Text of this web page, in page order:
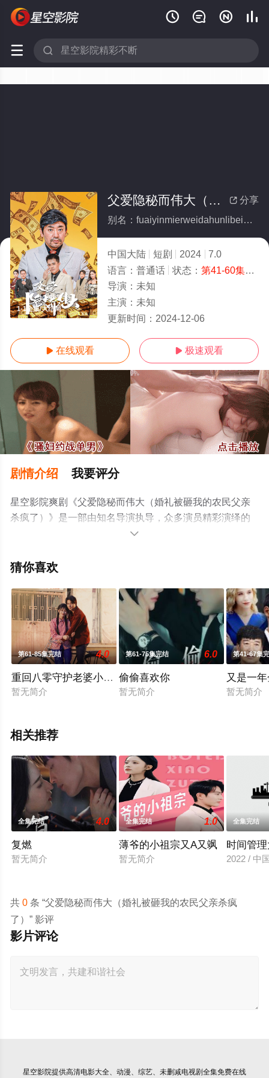
   
 
1-1全集/大结局
 分享
父爱隐秘而伟大（婚礼被砸我的农民父亲杀疯了）(全集)
别名：fuaiyinmierweidahunlibeizawodenongminfuqinshafengliao
中国大陆 短剧 2024
7.0
语言： 普通话 状态： 第41-60集完结
导演： 未知
主演： 未知
更新时间： 2024-12-06
 在线观看  极速观看
剧情介绍 我要评分
星空影院爽剧《父爱隐秘而伟大（婚礼被砸我的农民父亲
杀疯了）》是一部由知名导演执导，众多演员精彩演绎的
中国大陆电视剧，大结局剧情已揭晓（1-1全集），手机免
了，更多相关信息可移步至豆瓣电视剧、电视猫或剧情网

猜你喜欢
第61-85集完结 4.0
重回八零守护老婆小哑巴
暂无简介
第61-75集完结 6.0
偷偷喜欢你
暂无简介
第41-67集
又是一
暂无简介
相关推荐
全集完结 4.0
复燃
暂无简介
全集完结 1.0
薄爷的小祖宗又A又飒
暂无简介
全集完结
时间管
2022 / 中
共 0条 “父爱隐秘而伟大（婚礼被砸我的农民父亲杀疯
了）” 影评
影片评论
星空影院提供高清电影大全、动漫、综艺、未删减电视剧全集免费在线